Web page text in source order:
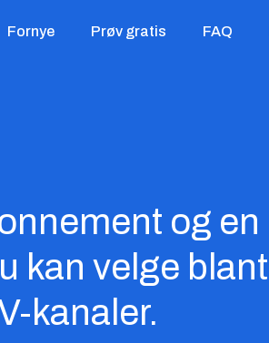
Fornye Prøv gratis FAQ
og en
kan velge blant
kanaler.